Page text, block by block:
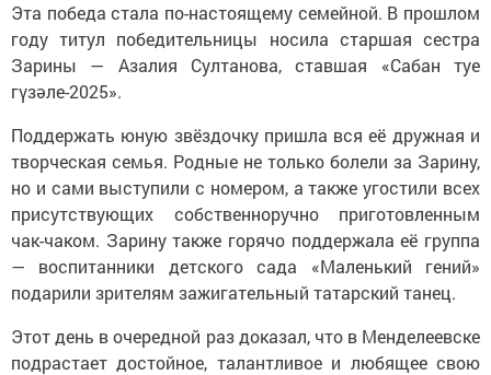
Эта победа стала по-настоящему семейной. В прошлом
году титул победительницы носила старшая сестра
Зарины — Азалия Султанова, ставшая «Сабан туе
гүзәле-2025».
Поддержать юную звёздочку пришла вся её дружная и
творческая семья. Родные не только болели за Зарину,
но и сами выступили с номером, а также угостили всех
присутствующих собственноручно приготовленным
чак-чаком. Зарину также горячо поддержала её группа
— воспитанники детского сада «Маленький гений»
подарили зрителям зажигательный татарский танец.
Этот день в очередной раз доказал, что в Менделеевске
подрастает достойное, талантливое и любящее свою